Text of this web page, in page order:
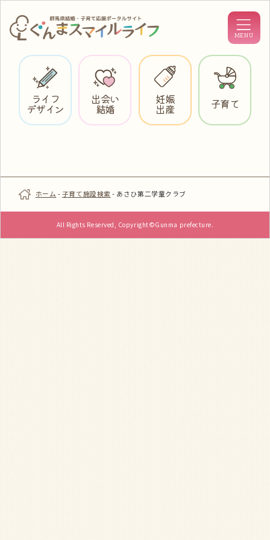
ライフ
デザイン
出会い
結婚
妊娠
出産 子育て
ホーム -子育て施設検索 - あさひ第二学童クラブ
All Rights Reserved, Copyright©Gunma prefecture.